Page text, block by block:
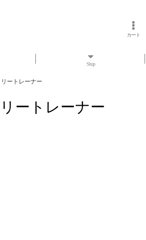
カート
Shop
ートレーナー
ートレーナー